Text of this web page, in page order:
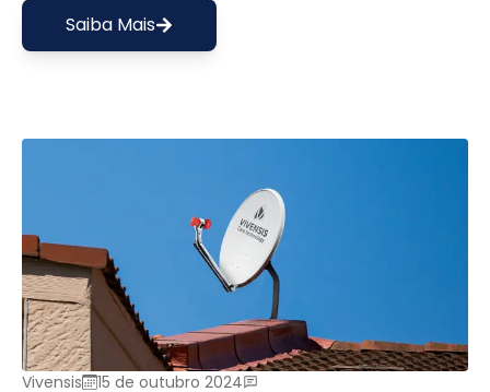
Saiba Mais
Vivensis 15 de outubro 2024